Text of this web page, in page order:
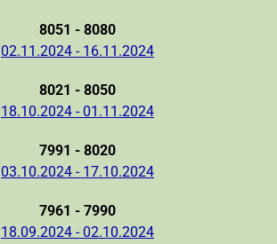
8051 - 8080
02.11.2024 - 16.11.2024
8021 - 8050
18.10.2024 - 01.11.2024
7991 - 8020
03.10.2024 - 17.10.2024
7961 - 7990
18.09.2024 - 02.10.2024